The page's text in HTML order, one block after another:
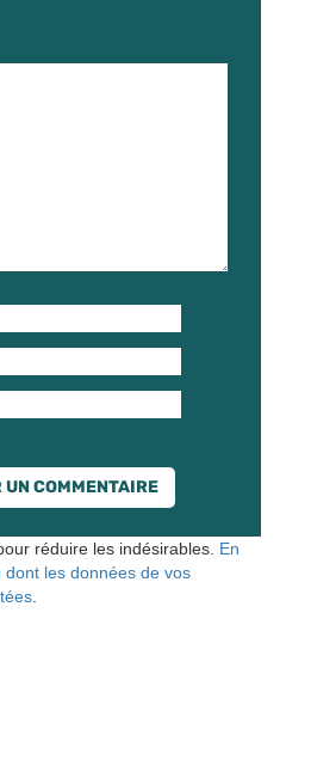
réduire les indésirables. En
les données de vos